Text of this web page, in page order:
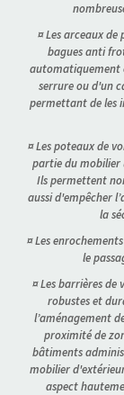
¤ Les arceaux
bagues anti
automatiquement
serrure ou d'un
permettant de les
¤ Les poteaux de
partie du mobilier
Ils permettent
aussi d'empêcher
la
¤ Les
le
¤ Les barrières de
robustes et
l’aménagement
proximité de
bâtiments
mobilier
aspect